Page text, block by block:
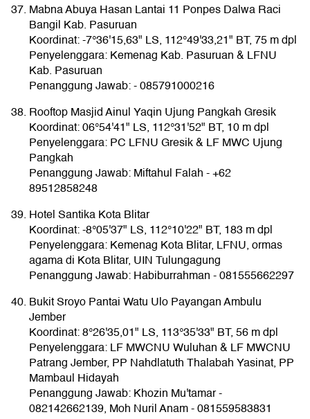
Mabna Abuya Hasan Lantai 11 Ponpes Dalwa Raci
Bangil Kab. Pasuruan
Koordinat: -7°36'15,63" LS, 112°49'33,21" BT, 75 m dpl
Penyelenggara: Kemenag Kab. Pasuruan & LFNU
Kab. Pasuruan
Penanggung Jawab: - 085791000216
Rooftop Masjid Ainul Yaqin Ujung Pangkah Gresik
Koordinat: 06°54'41" LS, 112°31'52" BT, 10 m dpl
Penyelenggara: PC LFNU Gresik & LF MWC Ujung
Pangkah
Penanggung Jawab: Miftahul Falah - +62
89512858248
Hotel Santika Kota Blitar
Koordinat: -8°05'37" LS, 112°10'22" BT, 183 m dpl
Penyelenggara: Kemenag Kota Blitar, LFNU, ormas
agama di Kota Blitar, UIN Tulungagung
Penanggung Jawab: Habiburrahman - 081555662297
Bukit Sroyo Pantai Watu Ulo Payangan Ambulu
Jember
Koordinat: 8°26'35,01" LS, 113°35'33" BT, 56 m dpl
Penyelenggara: LF MWCNU Wuluhan & LF MWCNU
Patrang Jember, PP Nahdlatuth Thalabah Yasinat, PP
Mambaul Hidayah
Penanggung Jawab: Khozin Mu'tamar -
082142662139, Moh Nuril Anam - 081559583831